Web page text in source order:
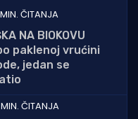
ČITANJA
NA BIOKOVU
paklenoj vrućini
jedan se
ČITANJA